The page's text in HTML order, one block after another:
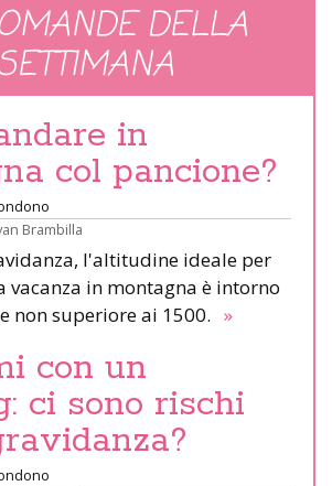
DELLA
in
col pancione?
Brambilla
l'altitudine ideale per
vacanza in montagna è intorno
non superiore ai 1500. »
con un
ci sono rischi